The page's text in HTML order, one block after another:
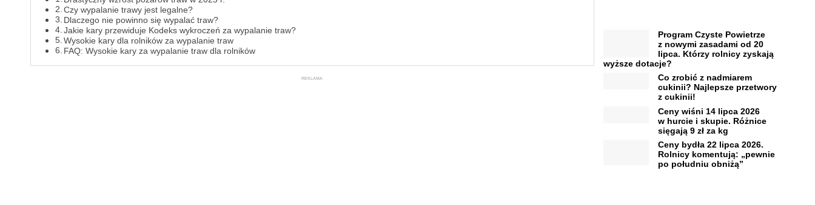
Czy wypalanie trawy jest legalne?
Dlaczego nie powinno się wypalać traw?
Jakie kary przewiduje Kodeks wykroczeń za wypalanie traw?
Wysokie kary dla rolników za wypalanie traw
FAQ: Wysokie kary za wypalanie traw dla rolników
REKLAMA
Program Czyste Powietrze
z nowymi zasadami od 20
lipca. Którzy rolnicy zyskają
wyższe dotacje?
Co zrobić z nadmiarem
cukinii? Najlepsze przetwory
z cukinii!
Ceny wiśni 14 lipca 2026
w hurcie i skupie. Różnice
sięgają 9 zł za kg
Ceny bydła 22 lipca 2026.
Rolnicy komentują: „pewnie
po południu obniżą”